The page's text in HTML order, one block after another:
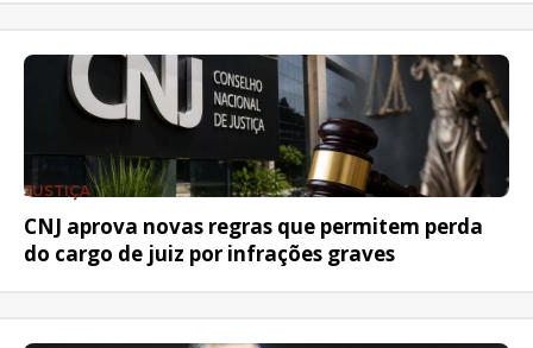
JUSTIÇA
CNJ aprova novas regras que permitem perda
do cargo de juiz por infrações graves